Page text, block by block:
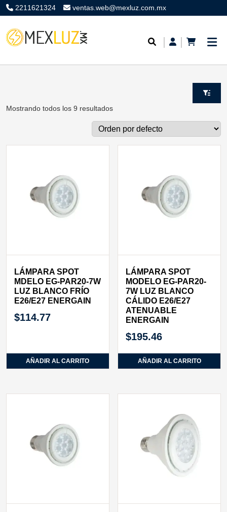
2211621324 ventas.web@mexluz.com.mx
Mostrando todos los 9 resultados
LÁMPARA SPOT
MDELO EG-PAR20-7W
LUZ BLANCO FRÍO
E26/E27 ENERGAIN
$114.77
AÑADIR AL CARRITO
LÁMPARA SPOT
MODELO EG-PAR20-
7W LUZ BLANCO
CÁLIDO E26/E27
ATENUABLE
ENERGAIN
$195.46
AÑADIR AL CARRITO